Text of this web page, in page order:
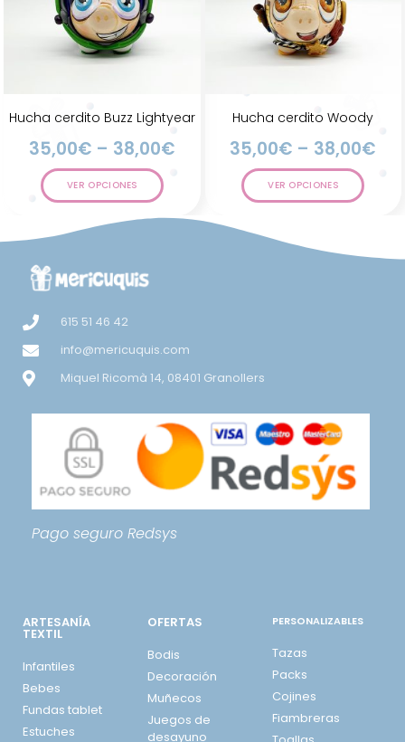
Hucha cerdito Buzz Lightyear
35,00€ – 38,00€
VER OPCIONES
Hucha cerdito Woody
35,00€ – 38,00€
VER OPCIONES
615 51 46 42
info@mericuquis.com
Miquel Ricomà 14, 08401 Granollers
Pago seguro Redsys
ARTESANÍA
TEXTIL
Infantiles
Bebes
Fundas tablet
Estuches
OFERTAS
Bodis
Decoración
Muñecos
Juegos de
desayuno
PERSONALIZABLES
Tazas
Packs
Cojines
Fiambreras